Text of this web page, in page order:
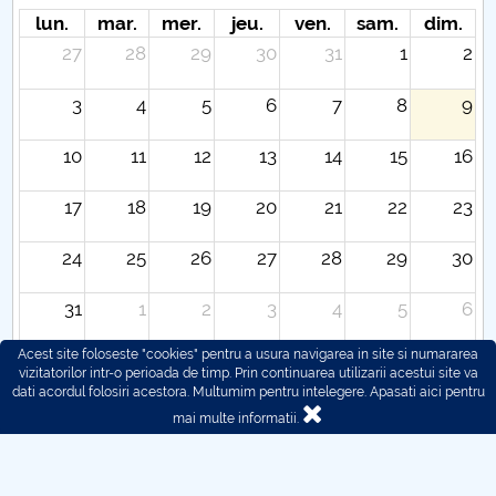
Hotarari Senat 27 aprilie 2020
lun. mar. mer. jeu. ven. sam.
dim.
27
28 29 30 31 1 2
3 4 5 6 7 8 9
10 11 12 13 14 15 16
17 18 19 20 21 22 23
24 25 26 27 28 29 30
31 1 2 3 4 5 6
Acest site foloseste "cookies" pentru a usura navigarea in site si numararea
vizitatorilor intr-o perioada de timp. Prin continuarea utilizarii acestui site va
dati acordul folosiri acestora. Multumim pentru intelegere. Apasati aici pentru
mai multe informatii.